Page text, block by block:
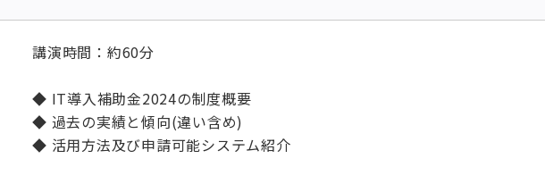
講演時間：約60分
◆ IT導入補助金2024の制度概要
◆ 過去の実績と傾向(違い含め)
◆ 活用方法及び申請可能システム紹介